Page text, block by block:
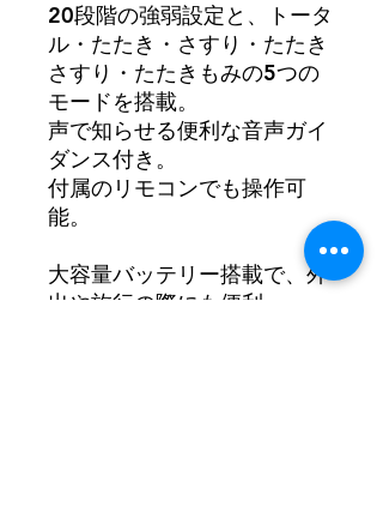
20段階の強弱設定と、トータ
ル・たたき・さすり・たたき
さすり・たたきもみの5つの
モードを搭載。
声で知らせる便利な音声ガイ
ダンス付き。
付属のリモコンでも操作可
能。
大容量バッテリー搭載で、外
出や旅行の際にも便利。